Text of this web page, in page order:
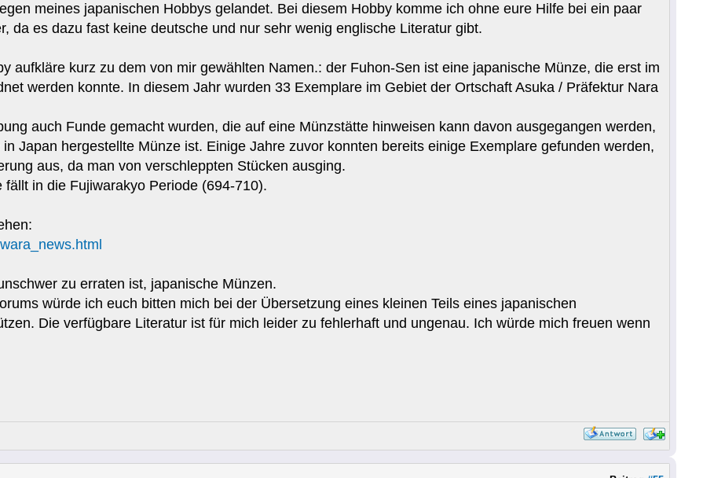
meines japanischen Hobbys gelandet. Bei diesem Hobby komme ich ohne eure Hilfe bei ein paar
da es dazu fast keine deutsche und nur sehr wenig englische Literatur gibt.
aufkläre kurz zu dem von mir gewählten Namen.: der Fuhon-Sen ist eine japanische Münze, die erst im
werden konnte. In diesem Jahr wurden 33 Exemplare im Gebiet der Ortschaft Asuka / Präfektur Nara
auch Funde gemacht wurden, die auf eine Münzstätte hinweisen kann davon ausgegangen werden,
Japan hergestellte Münze ist. Einige Jahre zuvor konnten bereits einige Exemplare gefunden werden,
aus, da man von verschleppten Stücken ausging.
in die Fujiwarakyo Periode (694-710).
zu erraten ist, japanische Münzen.
würde ich euch bitten mich bei der Übersetzung eines kleinen Teils eines japanischen
Die verfügbare Literatur ist für mich leider zu fehlerhaft und ungenau. Ich würde mich freuen wenn